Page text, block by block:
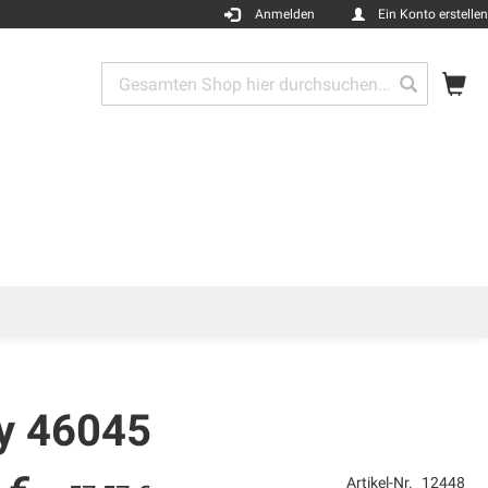
Anmelden Ein Konto erstellen
Search
46045
Artikel-Nr. 12448